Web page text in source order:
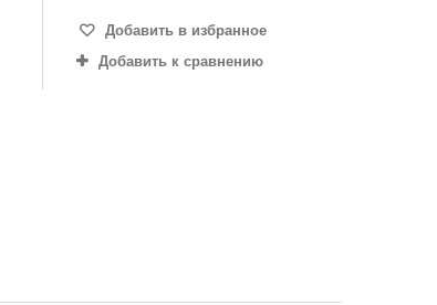
Добавить в избранное
Добавить к сравнению